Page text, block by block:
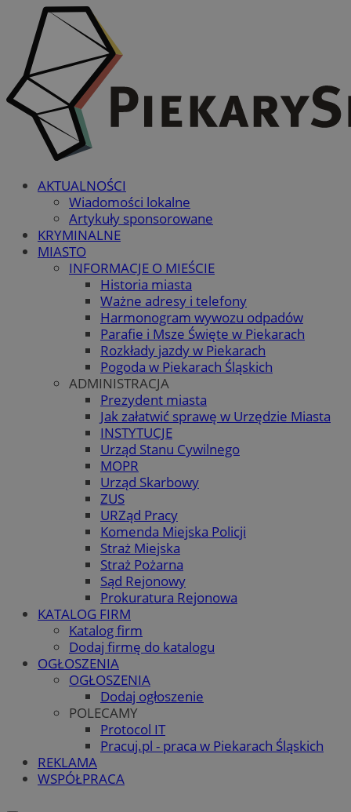
AKTUALNOŚCI
Wiadomości lokalne
Artykuły sponsorowane
KRYMINALNE
MIASTO
INFORMACJE O MIEŚCIE
Historia miasta
Ważne adresy i telefony
Harmonogram wywozu odpadów
Parafie i Msze Święte w Piekarach
Rozkłady jazdy w Piekarach
Pogoda w Piekarach Śląskich
ADMINISTRACJA
Prezydent miasta
Jak załatwić sprawę w Urzędzie Miasta
INSTYTUCJE
Urząd Stanu Cywilnego
MOPR
Urząd Skarbowy
ZUS
URZąd Pracy
Komenda Miejska Policji
Straż Miejska
Straż Pożarna
Sąd Rejonowy
Prokuratura Rejonowa
KATALOG FIRM
Katalog firm
Dodaj firmę do katalogu
OGŁOSZENIA
OGŁOSZENIA
Dodaj ogłoszenie
POLECAMY
Protocol IT
Pracuj.pl - praca w Piekarach Śląskich
REKLAMA
WSPÓŁPRACA